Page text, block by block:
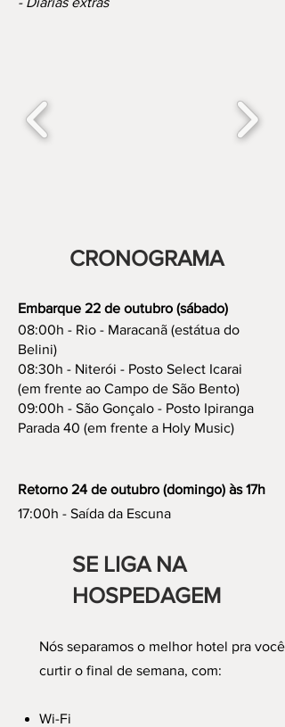
CRONOGRAMA
Embarque 22 de outubro (sábado)
08:00h - Rio - Maracanã (estátua do
Belini)
08:30h - Niterói - Posto Select Icarai
(em frente ao Campo de São Bento)
09:00h - São Gonçalo - Posto Ipiranga
Parada 40 (em frente a Holy Music)
Retorno 24 de outubro (domingo) às 17h
17:00h - Saída da Escuna
SE LIGA NA
HOSPEDAGEM
Nós separamos o melhor hotel pra você
curtir o final de semana, com:
Wi-Fi